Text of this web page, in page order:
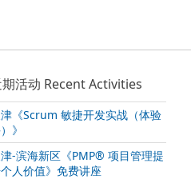
活动 Recent Activities
《Scrum 敏捷开发实战（体验
》
-滨海新区《PMP® 项目管理提
人价值》免费讲座